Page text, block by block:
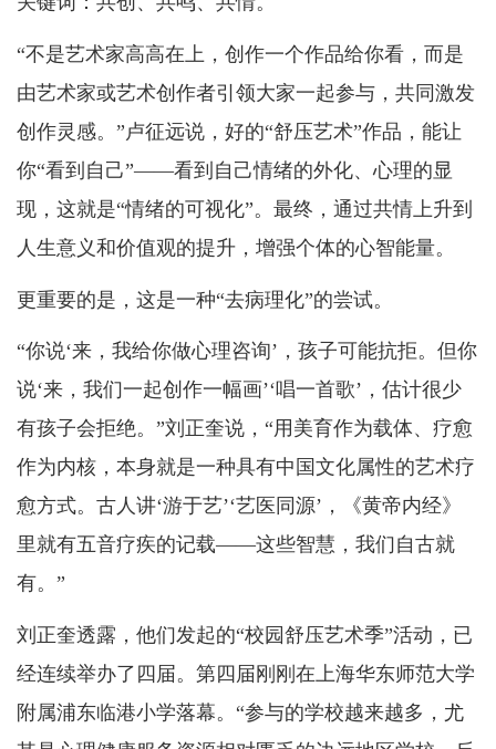
“不是艺术家高高在上，创作一个作品给你看，而是
由艺术家或艺术创作者引领大家一起参与，共同激发
创作灵感。”卢征远说，好的“舒压艺术”作品，能让
你“看到自己”——看到自己情绪的外化、心理的显
现，这就是“情绪的可视化”。最终，通过共情上升到
人生意义和价值观的提升，增强个体的心智能量。
更重要的是，这是一种“去病理化”的尝试。
“你说‘来，我给你做心理咨询’，孩子可能抗拒。但你
说‘来，我们一起创作一幅画’‘唱一首歌’，估计很少
有孩子会拒绝。”刘正奎说，“用美育作为载体、疗愈
作为内核，本身就是一种具有中国文化属性的艺术疗
愈方式。古人讲‘游于艺’‘艺医同源’，《黄帝内经》
里就有五音疗疾的记载——这些智慧，我们自古就
有。”
刘正奎透露，他们发起的“校园舒压艺术季”活动，已
经连续举办了四届。第四届刚刚在上海华东师范大学
附属浦东临港小学落幕。“参与的学校越来越多，尤